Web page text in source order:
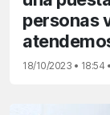
personas
18/10/2023 • 18:54